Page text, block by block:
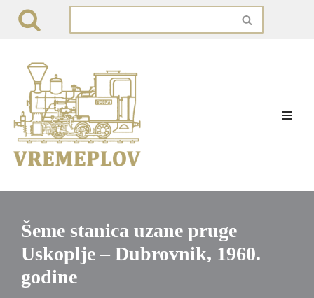
content
Šeme stanica uzane pruge
Uskoplje – Dubrovnik, 1960.
godine